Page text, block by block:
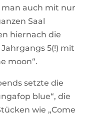
man auch mit nur
Saal
hiernach die
5(!) mit
moon“.
setzte die
blue“, die
wie „Come